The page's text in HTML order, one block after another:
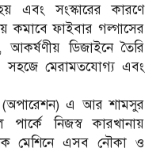
এবং সংস্কারের কারণে
কমাবে ফাইবার গল্গাসের
আকর্ষণীয় ডিজাইনে তৈরি
সহজে মেরামতযোগ্য এবং
(অপারেশন) এ আর শামসুর
পার্কে নিজস্ব কারখানায়
মেশিনে এসব নৌকা ও